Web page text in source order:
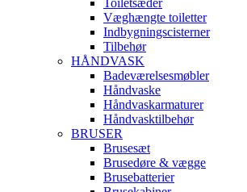
Toiletsæder
Væghængte toiletter
Indbygningscisterner
Tilbehør
HÅNDVASK
Badeværelsesmøbler
Håndvaske
Håndvaskarmaturer
Håndvasktilbehør
BRUSER
Brusesæt
Brusedøre & vægge
Brusebatterier